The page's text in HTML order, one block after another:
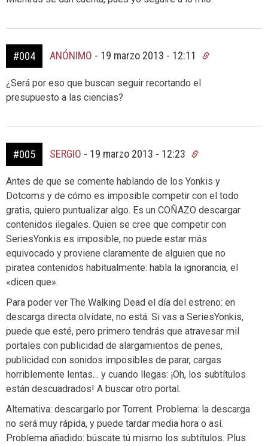
#004 ANÓNIMO - 19 marzo 2013 - 12:11
¿Será por eso que buscan seguir recortando el
presupuesto a las ciencias?
#005 SERGIO - 19 marzo 2013 - 12:23
Antes de que se comente hablando de los Yonkis y
Dotcoms y de cómo es imposible competir con el todo
gratis, quiero puntualizar algo. Es un COÑAZO descargar
contenidos ilegales. Quien se cree que competir con
SeriesYonkis es imposible, no puede estar más
equivocado y proviene claramente de alguien que no
piratea contenidos habitualmente: habla la ignorancia, el
«dicen que».
Para poder ver The Walking Dead el día del estreno: en
descarga directa olvídate, no está. Si vas a SeriesYonkis,
puede que esté, pero primero tendrás que atravesar mil
portales con publicidad de alargamientos de penes,
publicidad con sonidos imposibles de parar, cargas
horriblemente lentas… y cuando llegas: ¡Oh, los subtítulos
están descuadrados! A buscar otro portal.
Alternativa: descargarlo por Torrent. Problema: la descarga
no será muy rápida, y puede tardar media hora o así.
Problema añadido: búscate tú mismo los subtítulos. Plus